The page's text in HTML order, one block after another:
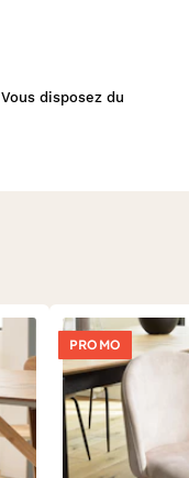
disposez du
PROMO